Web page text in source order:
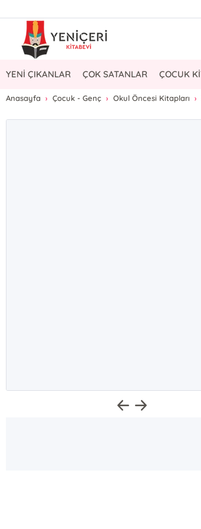
YENİ ÇIKANLAR ÇOK SATANLAR ÇOCUK
Anasayfa Çocuk - Genç Okul Öncesi Kitapları